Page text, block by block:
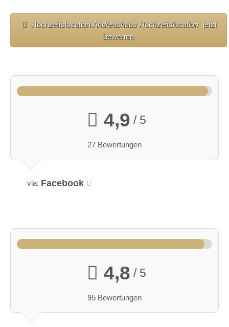
HochzeitslocationAndreashaus Hochzeitslocation
jetzt
bewerten
4,9 / 5
27 Bewertungen
via: Facebook
4,8 / 5
95 Bewertungen